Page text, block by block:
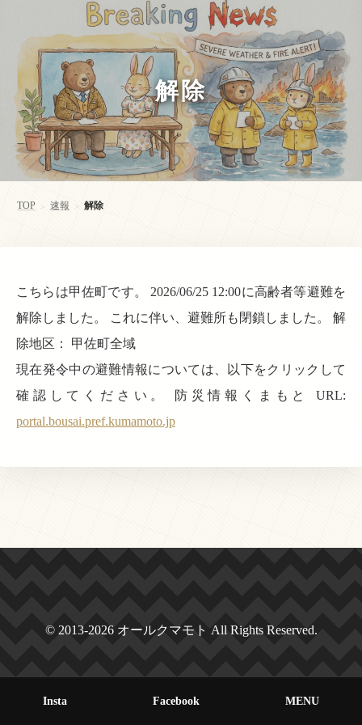
解除
TOP > 速報 > 解除
こちらは甲佐町です。 2026/06/25 12:00に高齢者等避難を
解除しました。 これに伴い、避難所も閉鎖しました。 解
除地区： 甲佐町全域
現在発令中の避難情報については、以下をクリックして
確認してください。 防災情報くまもと URL:
portal.bousai.pref.kumamoto.jp
© 2013-2026 オールクマモト All Rights Reserved.
Insta Facebook MENU